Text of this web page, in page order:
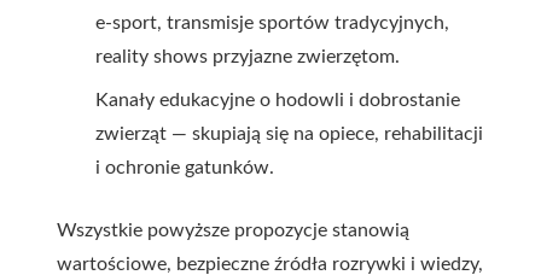
e-sport, transmisje sportów tradycyjnych,
reality shows przyjazne zwierzętom.
Kanały edukacyjne o hodowli i dobrostanie
zwierząt — skupiają się na opiece, rehabilitacji
i ochronie gatunków.
Wszystkie powyższe propozycje stanowią
wartościowe, bezpieczne źródła rozrywki i wiedzy,